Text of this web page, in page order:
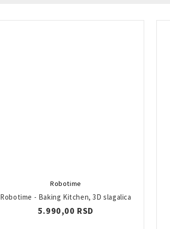
Robotime
Robotime - Baking Kitchen, 3D slagalica
5.990,00 RSD